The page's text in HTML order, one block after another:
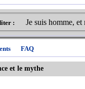
: Je suis homme,
FAQ
et le mythe